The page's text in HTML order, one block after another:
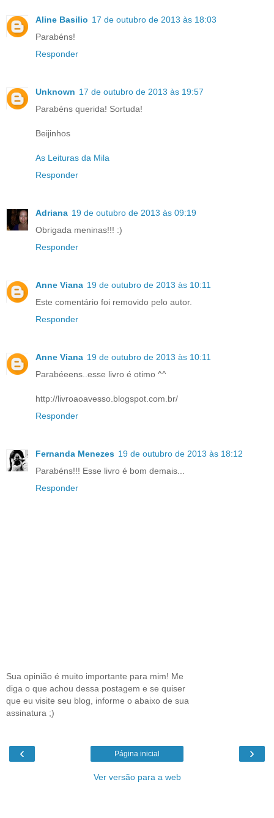
Aline Basilio 17 de outubro de 2013 às 18:03
Parabéns!
Responder
Unknown 17 de outubro de 2013 às 19:57
Parabéns querida! Sortuda!
Beijinhos
As Leituras da Mila
Responder
Adriana 19 de outubro de 2013 às 09:19
Obrigada meninas!!! :)
Responder
Anne Viana 19 de outubro de 2013 às 10:11
Este comentário foi removido pelo autor.
Responder
Anne Viana 19 de outubro de 2013 às 10:11
Parabéeens..esse livro é otimo ^^
http://livroaoavesso.blogspot.com.br/
Responder
Fernanda Menezes 19 de outubro de 2013 às 18:12
Parabéns!!! Esse livro é bom demais...
Responder
Sua opinião é muito importante para mim! Me
diga o que achou dessa postagem e se quiser
que eu visite seu blog, informe o abaixo de sua
assinatura ;)
‹ ›
Página inicial
Ver versão para a web